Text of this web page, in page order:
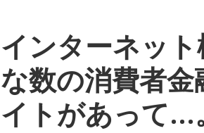
インターネッ
な数の消費者
イトがあって…